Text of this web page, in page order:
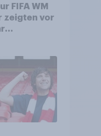
FIFA WM
zeigten vor